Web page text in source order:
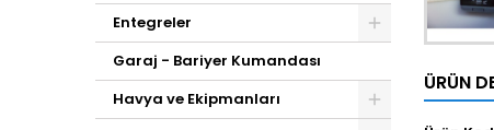
Entegreler
Garaj - Bariyer Kumandası
Havya ve Ekipmanları
ÜRÜN